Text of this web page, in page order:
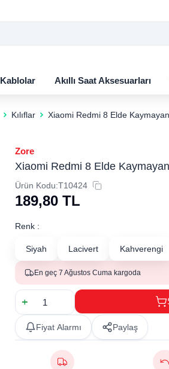
Kablolar Akıllı Saat Aksesuarları
Kılıflar Xiaomi Redmi 8 Elde
Zore
Xiaomi Redmi 8 Elde
Ürün Kodu:T10424
189,80 TL
Renk :
Siyah Lacivert Kahverengi
En geç 7 Ağustos Cuma kargoda
Fiyat Alarmı Paylaş